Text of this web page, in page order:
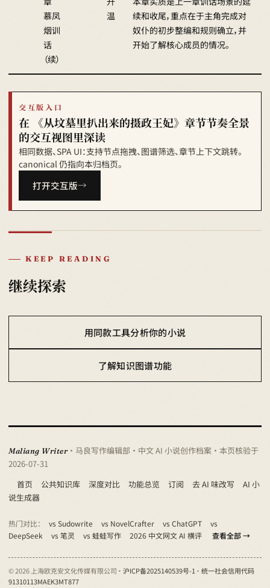
慕凤
烟训
话
（续）
温
续和收尾，重点在于主角完成对
奴仆的初步整编和规则确立，并
开始了解核心成员的情况。
交互版入口
在 《从坟墓里扒出来的摄政王妃》章节节奏全景
的交互视图里深读
相同数据、SPA UI：支持节点拖拽、图谱筛选、章节上下文跳转。
canonical 仍指向本归档页。
打开交互版
KEEP READING
继续探索
用同款工具分析你的小说
了解知识图谱功能
Maliang Writer · 马良写作编辑部 · 中文 AI 小说创作档案 · 本页核验于
2026-07-31
首页
公共知识库 深度对比 功能总览 订阅 去 AI 味改写
AI 小
说生成器
热门对比： vs Sudowrite vs NovelCrafter vs ChatGPT
vs
DeepSeek
vs 笔灵 vs 蛙蛙写作 2026 中文网文 AI 横评 查看全部 →
© 2026 上海欧克安文化传媒有限公司 · 沪ICP备2025140539号-1 · 统一社会信用代码
91310113MAEK3MT877